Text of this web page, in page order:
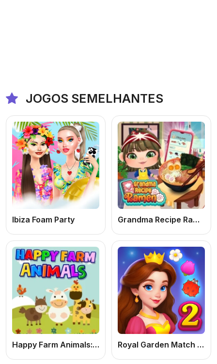
JOGOS SEMELHANTES
Ibiza Foam Party Grandma Recipe Ramen: Jogo de Cozinhar Online Grátis de Ramen Caseiro para PC e Celular
Happy Farm Animals: Jogo Educacional Infantil Online Grátis de Animais da Fazenda para Crianças Royal Garden Match 2: Jogo de Puzzle Match-3 Online Grátis de Jardim